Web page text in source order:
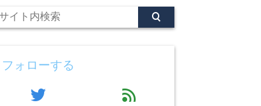
フォローする
twitter feed